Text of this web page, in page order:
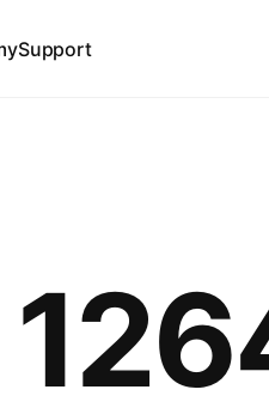
Support